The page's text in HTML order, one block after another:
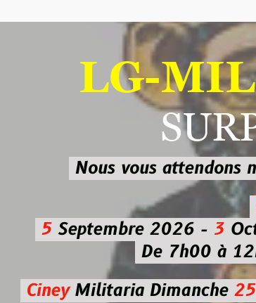
LG-
Nous vous attendons
Wavre
Septembre 2026 -3Octobre
De 7h00 à 12h00
MilitariaDimanche25